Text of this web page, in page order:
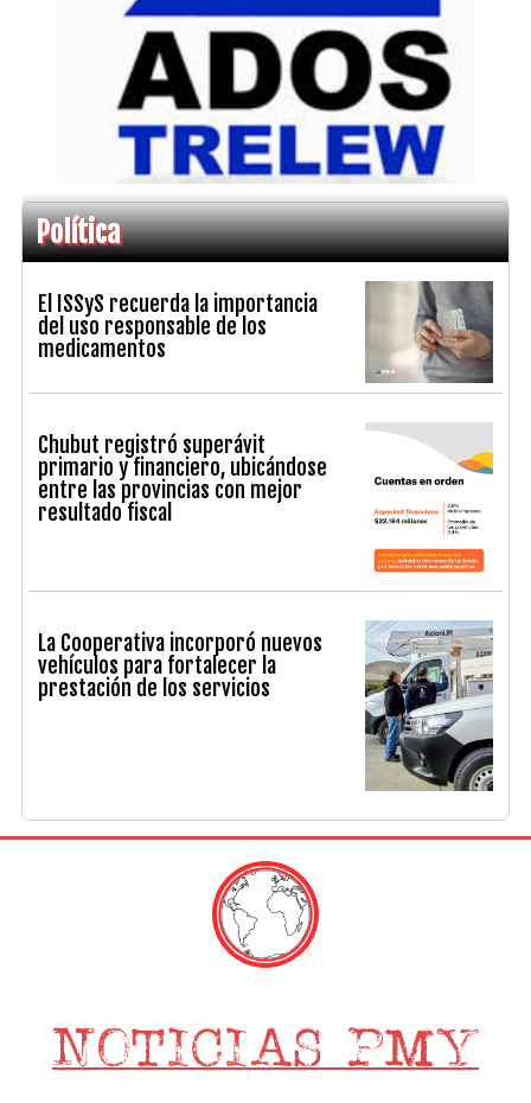
Política
El ISSyS recuerda la importancia
del uso responsable de los
medicamentos
Chubut registró superávit
primario y financiero, ubicándose
entre las provincias con mejor
resultado fiscal
La Cooperativa incorporó nuevos
vehículos para fortalecer la
prestación de los servicios